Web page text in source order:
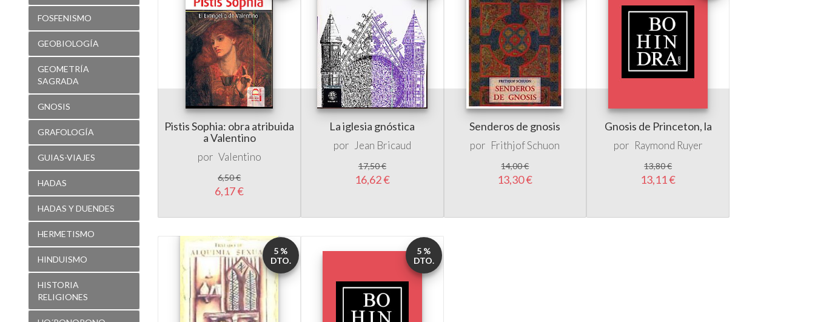
GEOMETRÍA
SAGRADA
GNOSIS
GRAFOLOGÍA
GUIAS-VIAJES
HADAS
HADAS Y DUENDES
HERMETISMO
HINDUISMO
HISTORIA
RELIGIONES
HO´PONOPONO
INFANTIL
Pistis Sophia: obra atribuida
a Valentino
por Valentino
6,50 €
6,17 €
La iglesia gnóstica
por Jean Bricaud
17,50 €
16,62 €
Senderos de gnosis
por Frithjof Schuon
14,00 €
13,30 €
Gnosis de Princeton, la
13,80 €
13,11 €